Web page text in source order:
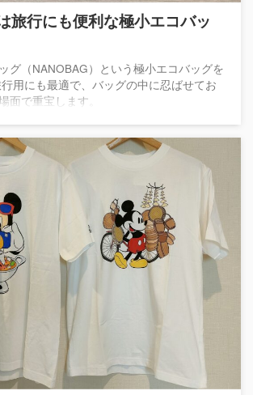
旅行にも便利な極小エコバッ
グ（NANOBAG）という極小エコバッグを
用にも最適で、バッグの中に忍ばせてお
面で重宝します。